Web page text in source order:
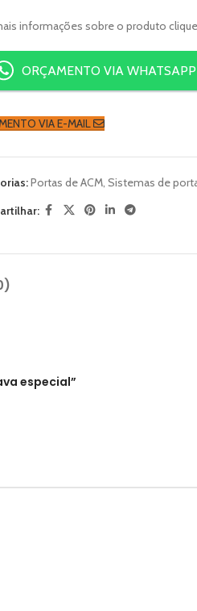
informações sobre o produto
ORÇAMENTO VIA WHATSAPP
VIA E-MAIL
Portas de ACM, Sistemas de
especial”